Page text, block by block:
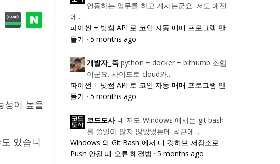
성이 높을
있습니
연동하는 업무를 하고 계시는군요. 저도 예전
에...
파이썬 + 빗썸 API 로 코인 자동 매매 프로그램 만
들기 · 5 months ago
개발자_뜩 python + docker + bithumb 조합
이군요. 사이드로 cloud와...
파이썬 + 빗썸 API 로 코인 자동 매매 프로그램 만
들기 · 5 months ago
코드도사 네 저도 Windows 에서는 git bash
를 쓸일이 많지 않았었는데 최근에...
Windows 의 Git Bash 에서 내 깃허브 저장소로
Push 안될 때 오류 해결법 · 5 months ago